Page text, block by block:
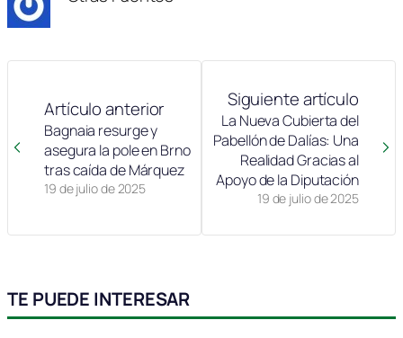
Artículo anterior
19 de julio de 2025
Bagnaia resurge y
asegura la pole en Brno
tras caída de Márquez
Siguiente artículo
19 de julio de 2025
La Nueva Cubierta del
Pabellón de Dalías: Una
Realidad Gracias al
Apoyo de la Diputación
TE PUEDE INTERESAR